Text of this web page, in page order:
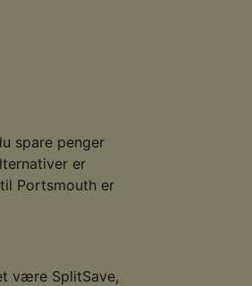
spare penger
er
Portsmouth er
være SplitSave,